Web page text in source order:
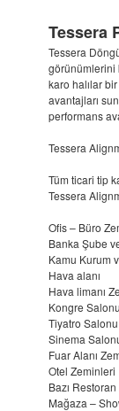
Tessera
Tessera
görünümlerini
karo halılar
avantajları
performans
Tessera
Tüm ticari tip
Tessera
Ofis – Büro
Banka Şube
Kamu Kurum
Hava alanı
Hava limanı
Kongre
Tiyatro
Sinema
Fuar Alanı
Otel Zeminleri
Bazı
Mağaza –